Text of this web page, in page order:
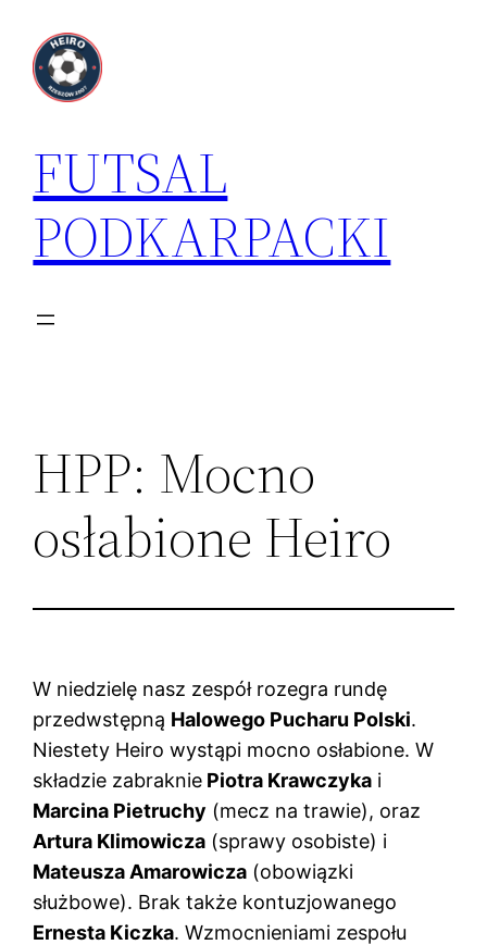
treści
FUTSAL
PODKARPACKI
HPP: Mocno
osłabione Heiro
W niedzielę nasz zespół rozegra rundę
przedwstępną Halowego Pucharu Polski.
Niestety Heiro wystąpi mocno osłabione. W
składzie zabraknie Piotra Krawczyka i
Marcina Pietruchy (mecz na trawie), oraz
Artura Klimowicza (sprawy osobiste) i
Mateusza Amarowicza (obowiązki
służbowe). Brak także kontuzjowanego
Ernesta Kiczka. Wzmocnieniami zespołu